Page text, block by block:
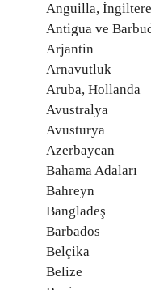
Anguilla, İngiltere
Antigua ve
Arjantin
Arnavutluk
Aruba, Hollanda
Avustralya
Avusturya
Azerbaycan
Bahama Adaları
Bahreyn
Bangladeş
Barbados
Belçika
Belize